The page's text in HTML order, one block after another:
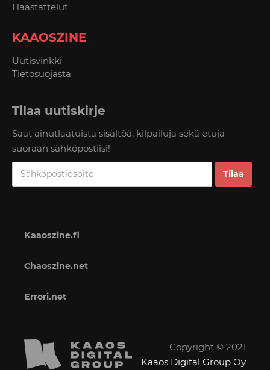
Haastattelut
KAAOSZINE
Uutisvinkki
Tietosuojasta
Tilaa uutiskirje
Saat ainutlaatuista sisältöä, kilpailuja sekä etuja
suoraan sähköpostiisi!
Kaaoszine.fi
Chaoszine.net
Errori.net
Copyright © 2021
Kaaos Digital Group Oy